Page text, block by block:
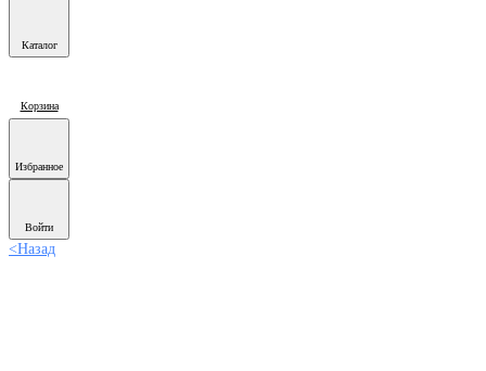
Каталог
Корзина
Избранное
Войти
<Назад